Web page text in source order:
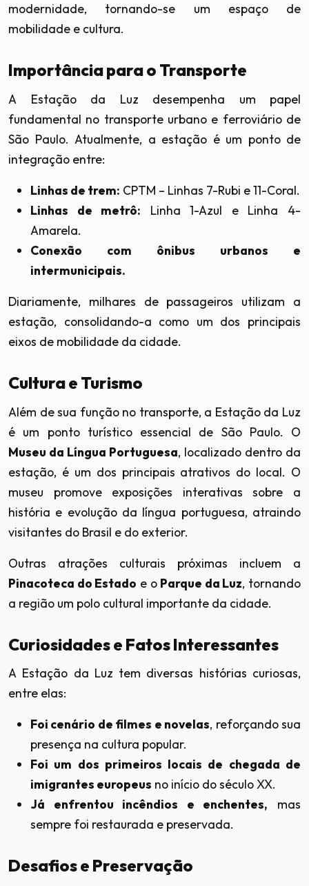
modernidade, tornando-se um espaço de
mobilidade e cultura.
Importância para o Transporte
A Estação da Luz desempenha um papel
fundamental no transporte urbano e ferroviário de
São Paulo. Atualmente, a estação é um ponto de
integração entre:
Linhas de trem: CPTM – Linhas 7-Rubi e 11-Coral.
Linhas de metrô: Linha 1-Azul e Linha 4-
Amarela.
Conexão com ônibus urbanos e
intermunicipais.
Diariamente, milhares de passageiros utilizam a
estação, consolidando-a como um dos principais
eixos de mobilidade da cidade.
Cultura e Turismo
Além de sua função no transporte, a Estação da Luz
é um ponto turístico essencial de São Paulo. O
Museu da Língua Portuguesa, localizado dentro da
estação, é um dos principais atrativos do local. O
museu promove exposições interativas sobre a
história e evolução da língua portuguesa, atraindo
visitantes do Brasil e do exterior.
Outras atrações culturais próximas incluem a
Pinacoteca do Estado e o Parque da Luz, tornando
a região um polo cultural importante da cidade.
Curiosidades e Fatos Interessantes
A Estação da Luz tem diversas histórias curiosas,
entre elas:
Foi cenário de filmes e novelas, reforçando sua
presença na cultura popular.
Foi um dos primeiros locais de chegada de
imigrantes europeus no início do século XX.
Já enfrentou incêndios e enchentes, mas
sempre foi restaurada e preservada.
Desafios e Preservação